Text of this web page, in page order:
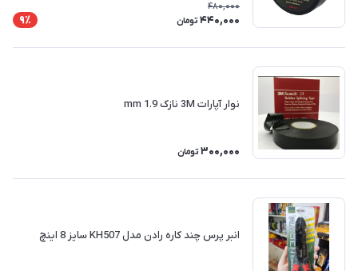
480,000
440,000 تومان 9٪
نوار آپارات 3M نازک 1.9 mm
300,000 تومان
انبر پرس چند کاره رادن مدل KH507 سایز 8 اینچ